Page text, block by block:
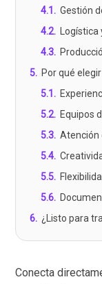
4.1 . Gestión
4.2. Logística
4.3.
5. Por qué
5.1 .
5.2. Equipos
5.3. Atención
5.4.
5.5.
5.6.
6. ¿Listo para
Conecta